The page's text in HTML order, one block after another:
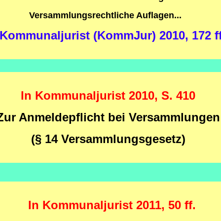
Versammlungsrechtliche Auflagen...
(KommJur) 2010, 172
In Kommunaljurist 2010, S. 410
Anmeldepflicht bei Versammlungen
(§ 14 Versammlungsgesetz)
In Kommunaljurist 2011, 50 ff.